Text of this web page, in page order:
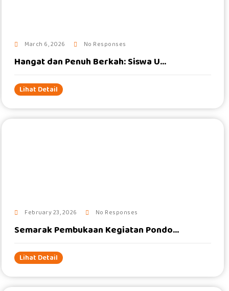
March 6, 2026 No Responses
Hangat dan Penuh Berkah: Siswa U...
Lihat Detail
February 23, 2026 No Responses
Semarak Pembukaan Kegiatan Pondo...
Lihat Detail